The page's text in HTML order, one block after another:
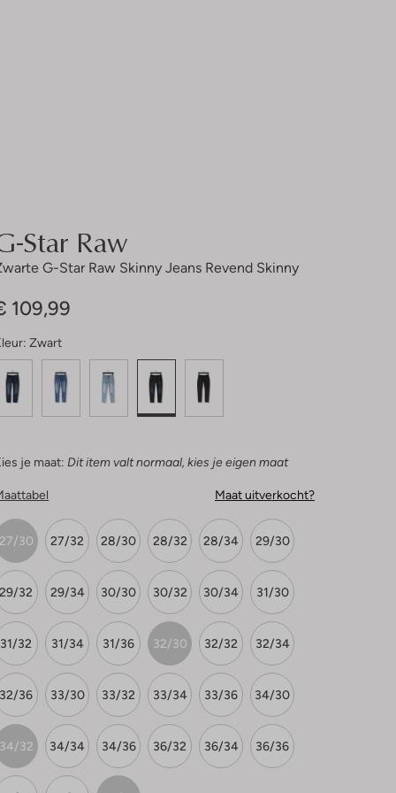
Star Raw
G-Star Raw Skinny Jeans Revend Skinny
109,99
Zwart
je maat: Dit item valt normaal, kies je eigen maat
Maat uitverkocht?
30 27/32 28/30 28/32 28/34 29/30
29/32 29/34 30/30 30/32 30/34 31/30
31/32 31/34 31/36 32/30 32/32 32/34
32/36 33/30 33/32 33/34 33/36 34/30
32 34/34 34/36 36/32 36/34 36/36